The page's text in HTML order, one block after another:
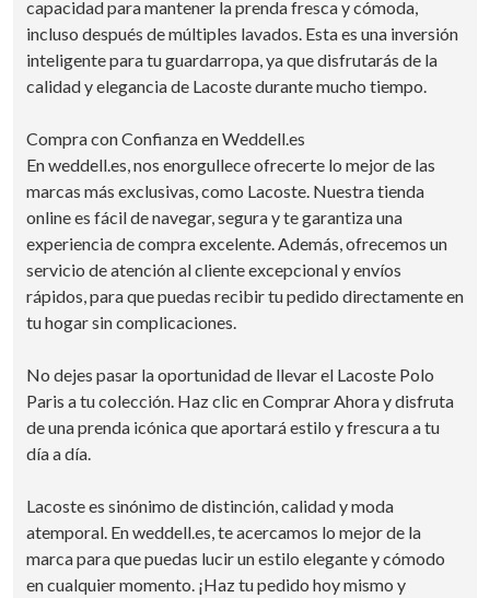
capacidad para mantener la prenda fresca y cómoda,
incluso después de múltiples lavados. Esta es una inversión
inteligente para tu guardarropa, ya que disfrutarás de la
calidad y elegancia de Lacoste durante mucho tiempo.
Compra con Confianza en Weddell.es
En weddell.es, nos enorgullece ofrecerte lo mejor de las
marcas más exclusivas, como Lacoste. Nuestra tienda
online es fácil de navegar, segura y te garantiza una
experiencia de compra excelente. Además, ofrecemos un
servicio de atención al cliente excepcional y envíos
rápidos, para que puedas recibir tu pedido directamente en
tu hogar sin complicaciones.
No dejes pasar la oportunidad de llevar el Lacoste Polo
Paris a tu colección. Haz clic en Comprar Ahora y disfruta
de una prenda icónica que aportará estilo y frescura a tu
día a día.
Lacoste es sinónimo de distinción, calidad y moda
atemporal. En weddell.es, te acercamos lo mejor de la
marca para que puedas lucir un estilo elegante y cómodo
en cualquier momento. ¡Haz tu pedido hoy mismo y